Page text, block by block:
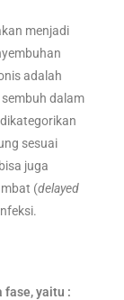
menjadi
adalah
dalam
sesuai
juga
(delayed
fase, yaitu :